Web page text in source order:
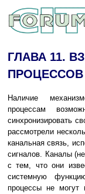
ГЛАВА 11.
ПРОЦЕССОВ
Наличие
процессам
синхронизировать
рассмотрели
канальная связь,
сигналов. Каналы
с тем, что они
системную
процессы не могут